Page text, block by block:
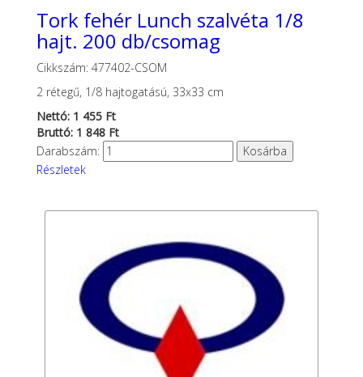
Tork fehér Lunch szalvéta 1/8
hajt. 200 db/csomag
Cikkszám: 477402-CSOM
2 rétegű, 1/8 hajtogatású, 33x33 cm
Nettó: 1 455 Ft
Bruttó: 1 848 Ft
Darabszám:
Részletek